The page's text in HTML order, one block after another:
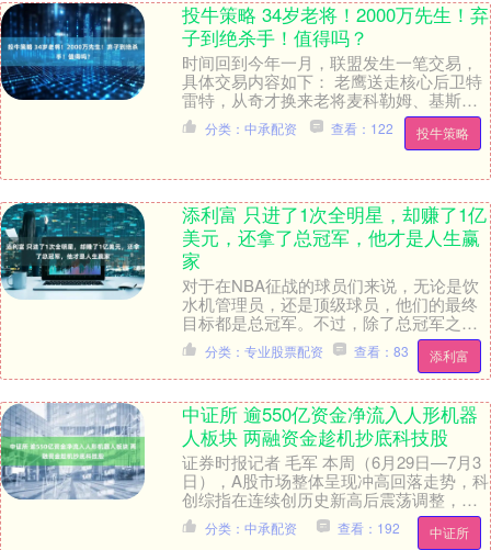
投牛策略 34岁老将！2000万先生！弃
子到绝杀手！值得吗？
时间回到今年一月，联盟发生一笔交易，
具体交易内容如下： 老鹰送走核心后卫特
雷特，从奇才换来老将麦科勒姆、基斯伯
特。 相比于其他大洗牌的交易，这笔互换
中没有涉及首....
投牛策略
分类：中承配资 查看：122
添利富 只进了1次全明星，却赚了1亿
美元，还拿了总冠军，他才是人生赢
家
对于在NBA征战的球员们来说，无论是饮
水机管理员，还是顶级球员，他们的最终
目标都是总冠军。不过，除了总冠军之
外，个人荣誉当然也是他们追逐的目标，
毕竟能够拿到一些....
添利富
分类：专业股票配资 查看：83
中证所 逾550亿资金净流入人形机器
人板块 两融资金趁机抄底科技股
证券时报记者 毛军 本周（6月29日—7月3
日），A股市场整体呈现冲高回落走势，科
创综指在连续创历史新高后震荡调整，上
证指数、深证成指、上证50、沪深300等
均....
中证所
分类：中承配资 查看：192